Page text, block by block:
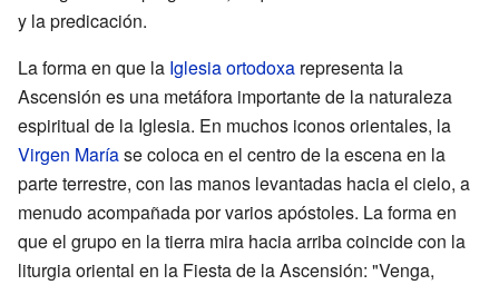
y la predicación.
La forma en que la Iglesia ortodoxa representa la
Ascensión es una metáfora importante de la naturaleza
espiritual de la Iglesia. En muchos iconos orientales, la
Virgen Maríase coloca en el centro de la escena en la
parte terrestre, con las manos levantadas hacia el cielo, a
menudo acompañada por varios apóstoles. La forma en
que el grupo en la tierra mira hacia arriba coincide con la
liturgia oriental en la Fiesta de la Ascensión: "Venga,